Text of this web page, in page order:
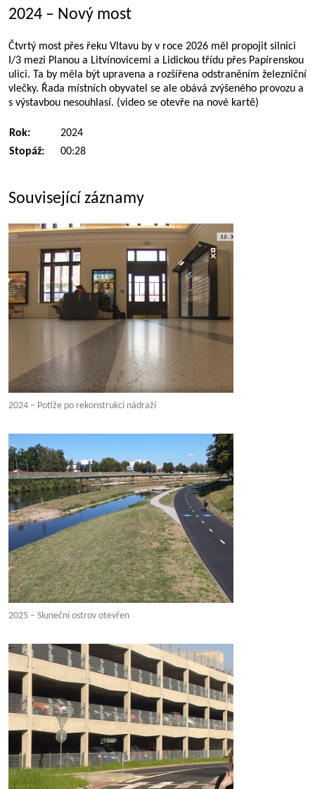
2024 – Nový most
Čtvrtý most přes řeku Vltavu by v roce 2026 měl propojit silnici
I/3 mezi Planou a Litvínovicemi a Lidickou třídu přes Papírenskou
ulici. Ta by měla být upravena a rozšířena odstraněním železniční
vlečky. Řada místních obyvatel se ale obává zvýšeného provozu a
s výstavbou nesouhlasí. (video se otevře na nové kartě)
Rok:
2024
Stopáž:
00:28
Související záznamy
2024 – Potíže po rekonstrukci nádraží
2025 – Sluneční ostrov otevřen